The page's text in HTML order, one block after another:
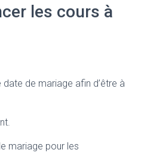
les cours à
date de mariage afin d’être à
mariage pour les